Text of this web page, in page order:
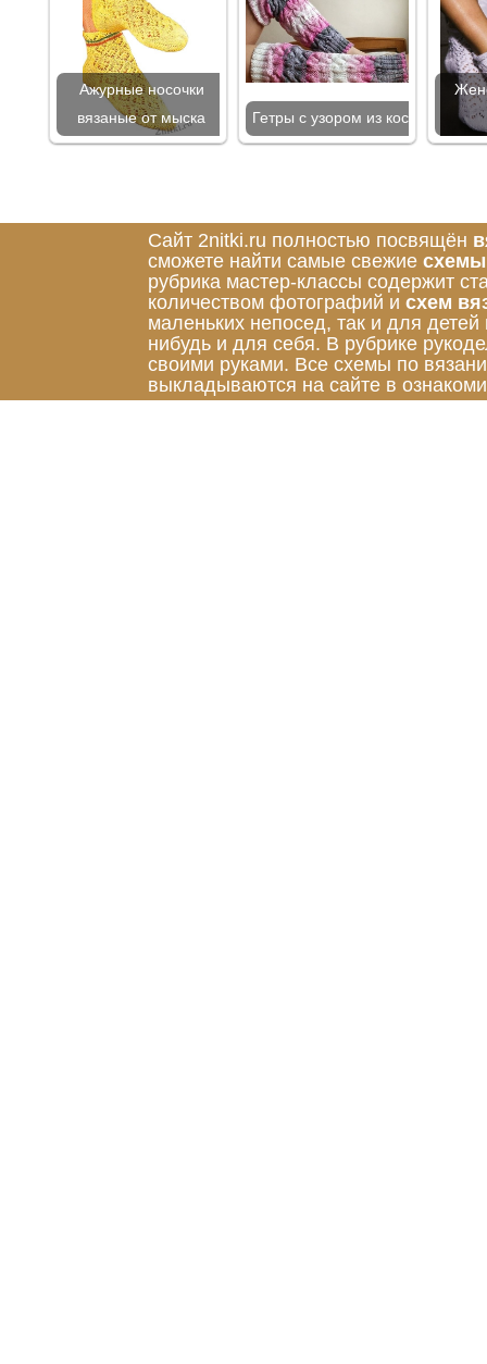
Ажурные носочки
вязаные от мыска
Гетры с узором из кос
Сайт 2nitki.ru полностью посвящён
сможете найти самые свежие схемы
рубрика мастер-классы содержит
количеством фотографий и схем
маленьких непосед, так и для
нибудь и для себя. В рубрике
своими руками. Все схемы по
выкладываются на сайте в